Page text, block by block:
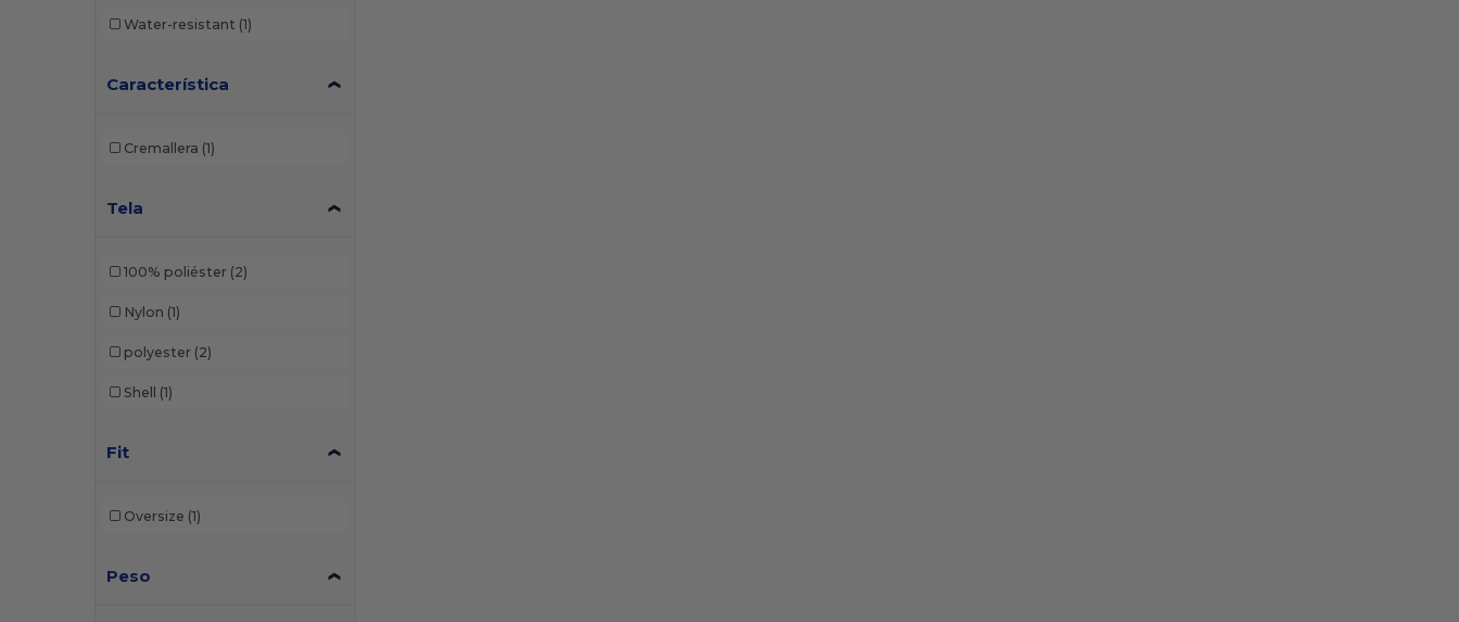
Water-resistant (1)
Característica
Cremallera (1)
Tela
100% poliéster (2)
Nylon (1)
polyester (2)
Shell (1)
Fit
Oversize (1)
Peso